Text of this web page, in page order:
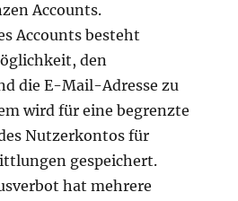
Accounts.
Accounts besteht
den
die E-Mail-Adresse zu
wird für eine begrenzte
Nutzerkontos für
gespeichert.
hat mehrere